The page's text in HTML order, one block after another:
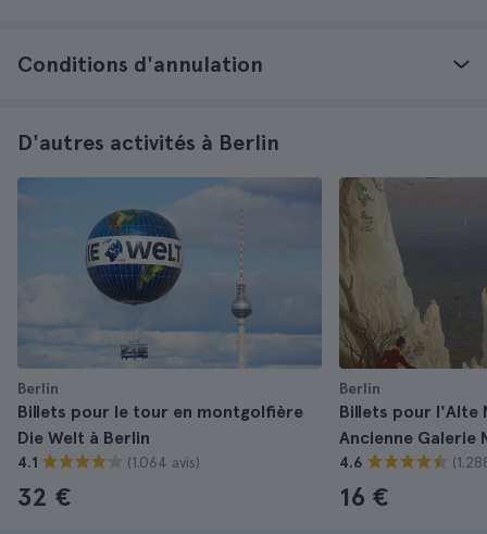
Conditions d'annulation
D'autres activités à Berlin
Berlin
Billets pour le tour en montgolfière
Die Welt à Berlin
4.1 (1.064 avis)
32 €
Berlin
Billets pour l'Alte
Ancienne Galerie
4.6
16 €